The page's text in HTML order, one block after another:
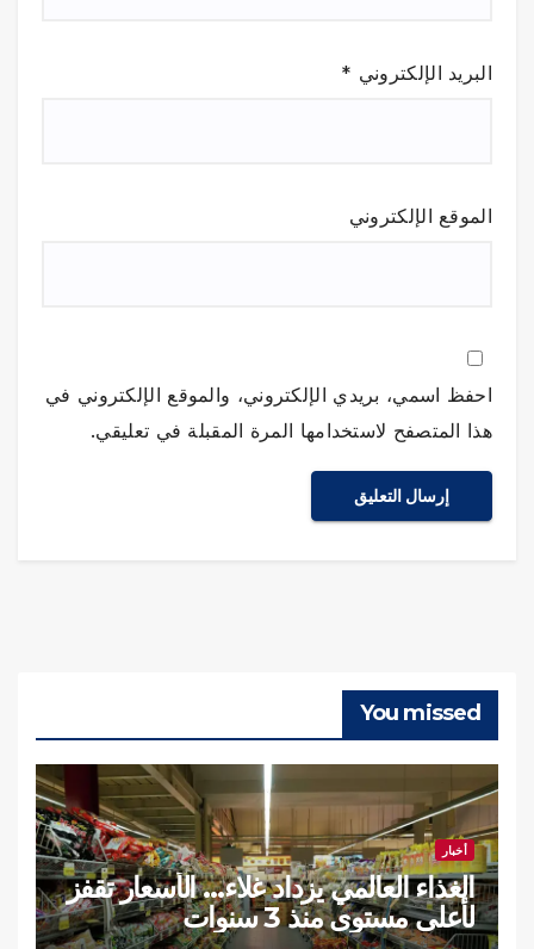
البريد الإلكتروني *
الموقع الإلكتروني
احفظ اسمي، بريدي الإلكتروني، والموقع الإلكتروني في
هذا المتصفح لاستخدامها المرة المقبلة في تعليقي.
You missed
أخبار
الغذاء العالمي يزداد غلاء… الأسعار تقفز
لأعلى مستوى منذ 3 سنوات